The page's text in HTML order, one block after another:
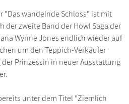
"Das wandelnde Schloss" ist mit
der zweite Band der Howl Saga der
Wynne Jones endlich wieder auf
um den Teppich-Verkäufer
Prinzessin in neuer Ausstattung
unter dem Titel "Ziemlich